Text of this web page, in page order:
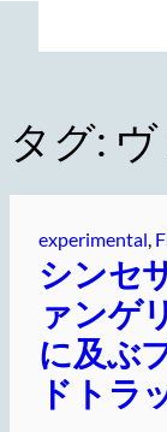
タグ:
experimental,
シンセ
ァンゲ
に及ぶ
ドトラ